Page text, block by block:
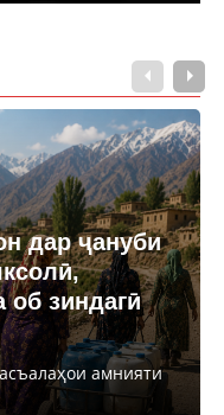
дар ҷануби
об зиндагӣ
амнияти